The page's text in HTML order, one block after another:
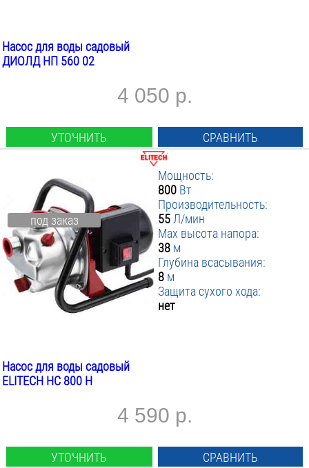
Насос для воды садовый
ДИОЛД НП 560 02
4 050 р.
УТОЧНИТЬ СРАВНИТЬ
под заказ
Мощность:
800 Вт
Производительность:
55 Л/мин
Max высота напора:
38 м
Глубина всасывания:
8 м
Защита сухого хода:
нет
Насос для воды садовый
ELITECH НС 800 Н
4 590 р.
УТОЧНИТЬ СРАВНИТЬ